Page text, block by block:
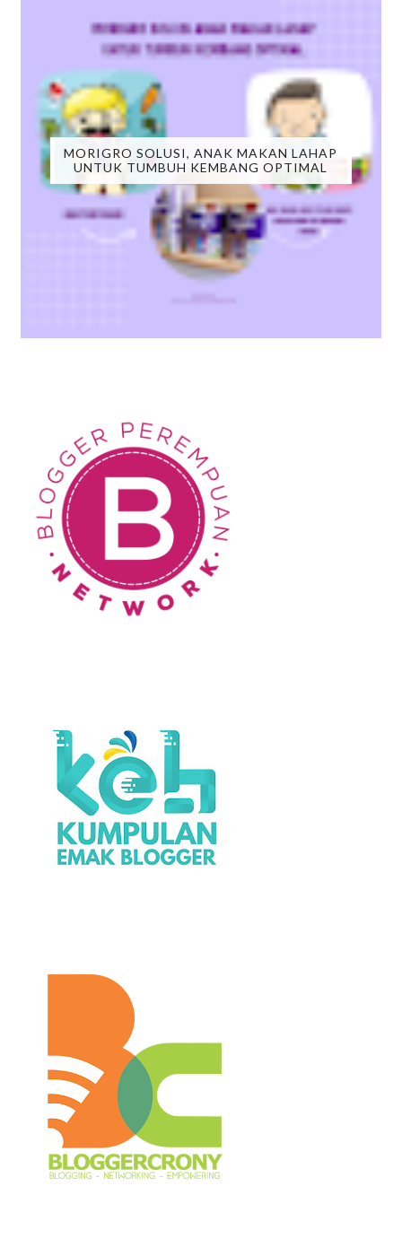
MORIGRO SOLUSI, ANAK MAKAN LAHAP
UNTUK TUMBUH KEMBANG OPTIMAL